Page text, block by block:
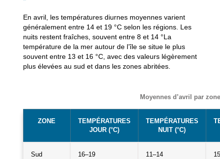
En avril, les températures diurnes moyennes varient
généralement entre 14 et 19 °C selon les régions. Les
nuits restent fraîches, souvent entre 8 et 14 °La
température de la mer autour de l’île se situe le plus
souvent entre 13 et 16 °C, avec des valeurs légèrement
plus élevées au sud et dans les zones abritées.
Moyennes d’avril par
ZONE
TEMPÉRATURES
JOUR (°C)
TEMPÉRATURES
NUIT (°C)
Sud
16–19 11–14